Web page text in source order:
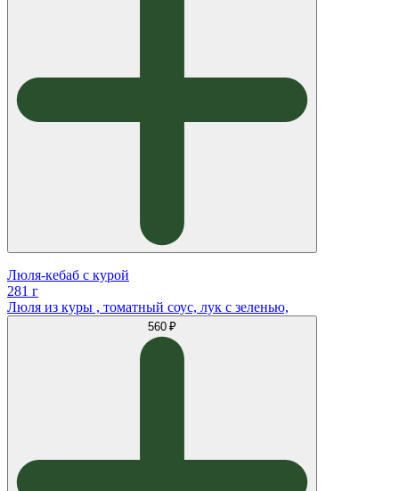
Люля-кебаб с курой
281 г
Люля из куры , томатный соус, лук с зеленью,
560 ₽